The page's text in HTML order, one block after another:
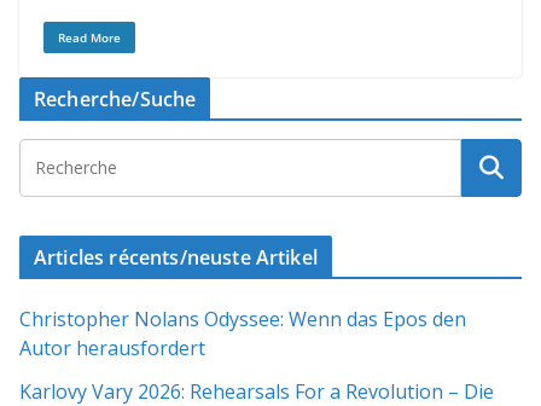
Read More
Recherche/Suche
Articles récents/neuste Artikel
Christopher Nolans Odyssee: Wenn das Epos den
Autor herausfordert
Karlovy Vary 2026: Rehearsals For a Revolution – Die